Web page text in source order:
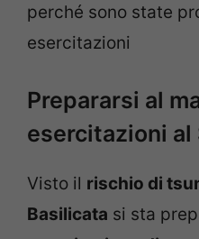
perché sono state
esercitazioni
Prepararsi al
esercitazioni al
Visto il rischio di
Basilicata si sta